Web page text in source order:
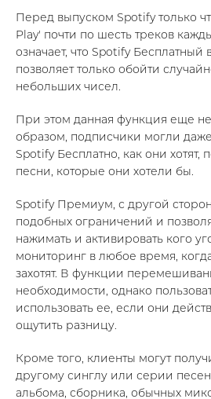
Перед выпуском Spotify только
Play' почти по шесть треков
означает, что Spotify Бесплатный
позволяет только обойти
небольших чисел.
При этом данная функция еще
образом, подписчики могли
Spotify Бесплатно, как они хотят,
песни, которые они хотели бы.
Spotify Премиум, с другой
подобных ограничений и
нажимать и активировать кого
мониторинг в любое время,
захотят. В функции
необходимости, однако
использовать ее, если они
ощутить разницу.
Кроме того, клиенты могут
другому синглу или серии
альбома, сборника, обычных